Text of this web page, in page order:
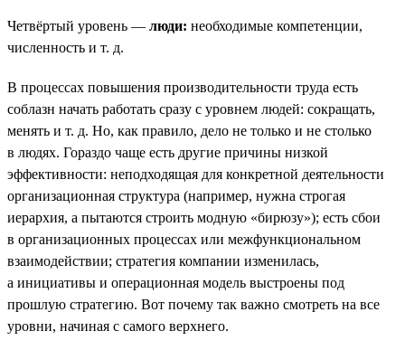
Четвёртый уровень — люди: необходимые компетенции,
численность и т. д.
В процессах повышения производительности труда есть
соблазн начать работать сразу с уровнем людей: сокращать,
менять и т. д. Но, как правило, дело не только и не столько
в людях. Гораздо чаще есть другие причины низкой
эффективности: неподходящая для конкретной деятельности
организационная структура (например, нужна строгая
иерархия, а пытаются строить модную «бирюзу»); есть сбои
в организационных процессах или межфункциональном
взаимодействии; стратегия компании изменилась,
а инициативы и операционная модель выстроены под
прошлую стратегию. Вот почему так важно смотреть на все
уровни, начиная с самого верхнего.